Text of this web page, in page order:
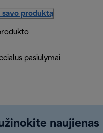
produktą
pasiūlymai
naujienas